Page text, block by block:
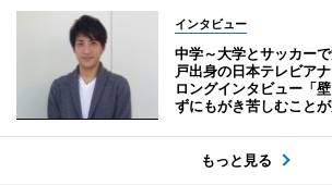
インタビュー
中学～大学とサッカー
戸出身の日本テレビア
ロングインタビュー「
ずにもがき苦しむことが
もっと見る